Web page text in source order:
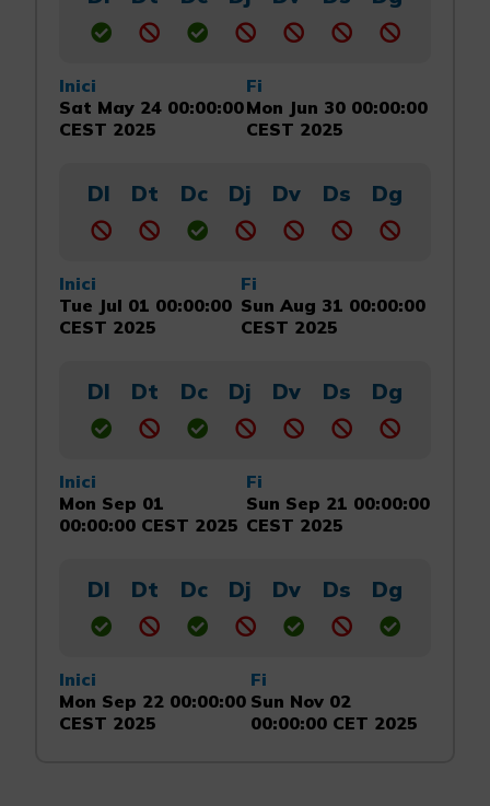
Inici
Sat May 24 00:00:00
CEST 2025
Fi
Mon Jun 30 00:00:00
CEST 2025
Dl Dt Dc Dj Dv Ds Dg
Inici
Tue Jul 01 00:00:00
CEST 2025
Fi
Sun Aug 31 00:00:00
CEST 2025
Dl Dt Dc Dj Dv Ds Dg
Inici
Mon Sep 01
00:00:00 CEST 2025
Fi
Sun Sep 21 00:00:00
CEST 2025
Dl Dt Dc Dj Dv Ds Dg
Inici
Mon Sep 22 00:00:00
CEST 2025
Fi
Sun Nov 02
00:00:00 CET 2025